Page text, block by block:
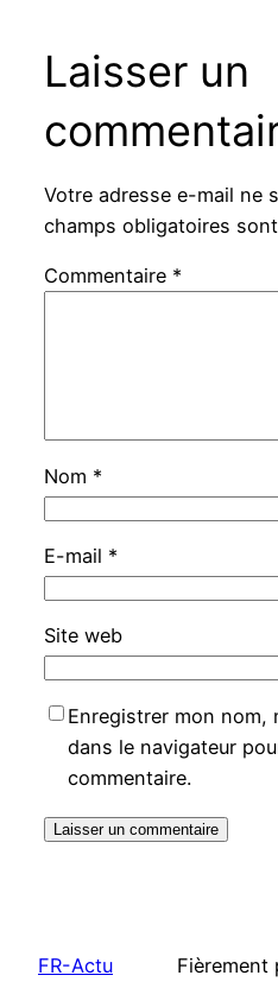
Laisser un
Votre adresse e-mail ne
champs obligatoires
Commentaire *
Nom *
E-mail *
Site web
Enregistrer mon nom,
dans le navigateur
commentaire.
FR-Actu Fièrement